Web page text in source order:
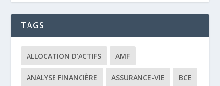
TAGS
ALLOCATION D’ACTIFS AMF
ANALYSE FINANCIÈRE ASSURANCE-VIE BCE